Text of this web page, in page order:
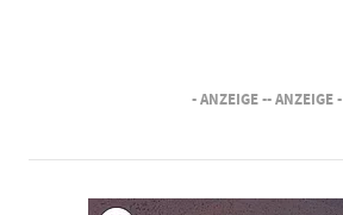
- ANZEIGE -- ANZEIGE -